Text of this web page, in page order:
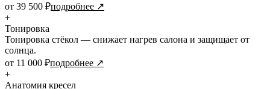
от 39 500 ₽подробнее ↗
+
Тонировка
Тонировка стёкол — снижает нагрев салона и защищает от
солнца.
от 11 000 ₽подробнее ↗
+
Анатомия кресел